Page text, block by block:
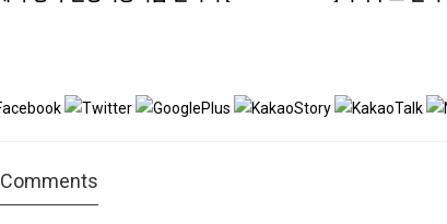
Comments